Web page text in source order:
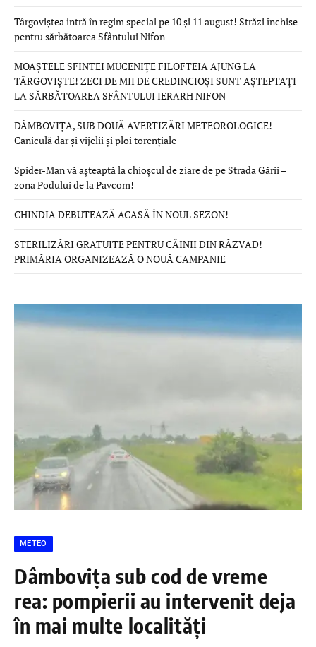
Târgoviștea intră în regim special pe 10 și 11 august! Străzi închise
pentru sărbătoarea Sfântului Nifon
MOAȘTELE SFINTEI MUCENIȚE FILOFTEIA AJUNG LA
TÂRGOVIȘTE! ZECI DE MII DE CREDINCIOȘI SUNT AȘTEPTAȚI
LA SĂRBĂTOAREA SFÂNTULUI IERARH NIFON
DÂMBOVIȚA, SUB DOUĂ AVERTIZĂRI METEOROLOGICE!
Caniculă dar și vijelii și ploi torențiale
Spider-Man vă așteaptă la chioșcul de ziare de pe Strada Gării –
zona Podului de la Pavcom!
CHINDIA DEBUTEAZĂ ACASĂ ÎN NOUL SEZON!
STERILIZĂRI GRATUITE PENTRU CÂINII DIN RĂZVAD!
PRIMĂRIA ORGANIZEAZĂ O NOUĂ CAMPANIE
METEO
Dâmbovița sub cod de vreme
rea: pompierii au intervenit deja
în mai multe localități